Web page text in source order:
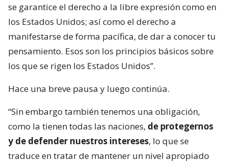
se garantice el derecho a la libre expresión como en
los Estados Unidos; así como el derecho a
manifestarse de forma pacífica, de dar a conocer tu
pensamiento. Esos son los principios básicos sobre
los que se rigen los Estados Unidos”.
Hace una breve pausa y luego continúa.
“Sin embargo también tenemos una obligación,
como la tienen todas las naciones, de protegernos
y de defender nuestros intereses, lo que se
traduce en tratar de mantener un nivel apropiado